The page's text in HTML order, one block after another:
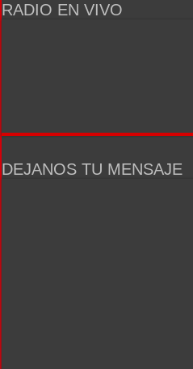
RADIO EN VIVO
DEJANOS TU MENSAJE